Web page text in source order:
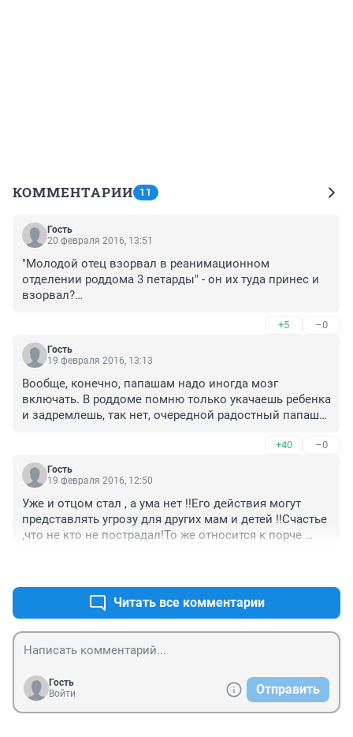
КОММЕНТАРИИ 11
Гость
20 февраля 2016, 13:51
"Молодой отец взорвал в реанимационном
отделении роддома 3 петарды" - он их туда принес и
взорвал?
Омска неизвестный бросил 3 петарды" - с улицы
закинул руками?
А оказывается - "житель поселка Горячий ключ
Такое громкое и бестолковое начало, а читать,
оказывается, надо было с конца. :(
+5 –0
Гость
19 февраля 2016, 13:13
Вообще, конечно, папашам надо иногда мозг
включать. В роддоме помню только укачаешь ребенка
и задремлешь, так нет, очередной радостный папаша
новорожденного ребенка и жены в роддоме больше
нет никого.....
+40 –0
Гость
19 февраля 2016, 12:50
Уже и отцом стал , а ума нет !!Его действия могут
представлять угрозу для других мам и детей !!Счастье
,что не кто не пострадал!То же относится к порче
нашем городе пней , где каждый счастливы отец мог
посадить дерево и памятно и хорошо всем!!!
Читать все комментарии
Гость
Войти
Отправить